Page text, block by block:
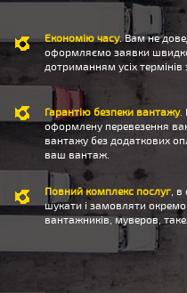
Економію часу. Вам не
оформляємо заявки
дотриманням усіх термінів
Гарантію безпеки вантажу.
оформлену перевезення
вантажу без додаткових
ваш вантаж.
Повний комплекс послуг ,
шукати і замовляти окремо
вантажників, муверов,